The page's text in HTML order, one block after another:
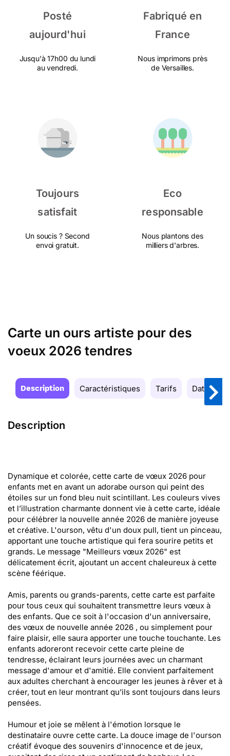
Posté
aujourd'hui
Jusqu'à 17h00 du lundi
au vendredi.
Fabriqué en
France
Nous imprimons près
de Versailles.
Toujours
satisfait
Un soucis ? Second
envoi gratuit.
Eco
responsable
Nous plantons des
milliers d'arbres.
Carte un ours artiste pour des
voeux 2026 tendres
Description Caractéristiques Tarifs Date de
Description
Dynamique et colorée, cette carte de vœux 2026 pour
enfants met en avant un adorabe ourson qui peint des
étoiles sur un fond bleu nuit scintillant. Les couleurs vives
et l’illustration charmante donnent vie à cette carte, idéale
pour célébrer la nouvelle année 2026 de manière joyeuse
et créative. L'ourson, vêtu d'un doux pull, tient un pinceau,
apportant une touche artistique qui fera sourire petits et
grands. Le message "Meilleurs vœux 2026" est
délicatement écrit, ajoutant un accent chaleureux à cette
scène féérique.
Amis, parents ou grands-parents, cette carte est parfaite
pour tous ceux qui souhaitent transmettre leurs vœux à
des enfants. Que ce soit à l'occasion d'un anniversaire,
des vœux de nouvelle année 2026 , ou simplement pour
faire plaisir, elle saura apporter une touche touchante. Les
enfants adoreront recevoir cette carte pleine de
tendresse, éclairant leurs journées avec un charmant
message d'amour et d'amitié. Elle convient parfaitement
aux adultes cherchant à encourager les jeunes à rêver et à
créer, tout en leur montrant qu’ils sont toujours dans leurs
pensées.
Humour et joie se mêlent à l'émotion lorsque le
destinataire ouvre cette carte. La douce image de l'ourson
créatif évoque des souvenirs d'innocence et de jeux,